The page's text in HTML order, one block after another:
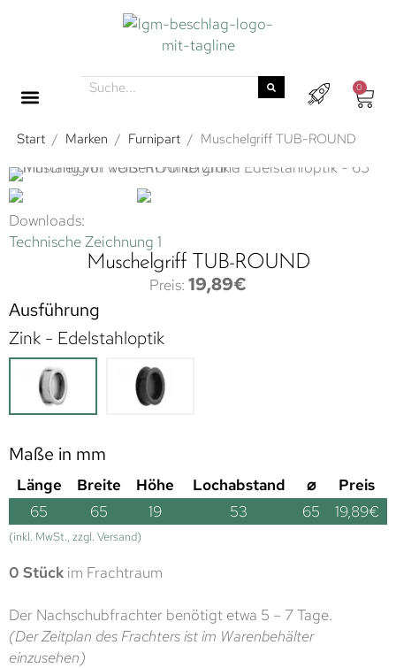
0
Start / Marken / Furnipart / Muschelgriff TUB-ROUND
Downloads:
Technische Zeichnung 1
Muschelgriff TUB-ROUND
19,89€
Ausführung
Zink - Edelstahloptik
Maße in mm
Länge Breite Höhe Lochabstand ⌀
Preis
65
65 19 53 65 19,89€
(inkl. MwSt., zzgl. Versand)
0 Stück im Frachtraum
Der Nachschubfrachter benötigt etwa 5 – 7 Tage.
(Der Zeitplan des Frachters ist im Warenbehälter
einzusehen)